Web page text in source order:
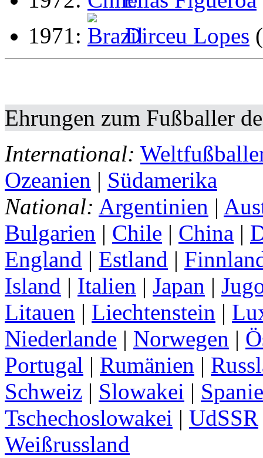
1971:
Dirceu Lopes (
Ehrungen zum Fußballer
International:
Ozeanien | Südamerika
National: Argentinien |
Bulgarien | Chile | China |
England | Estland |
Island | Italien | Japan |
Litauen | Liechtenstein |
Niederlande | Norwegen |
Portugal | Rumänien |
Schweiz | Slowakei |
Tschechoslowakei | UdSSR
Weißrussland